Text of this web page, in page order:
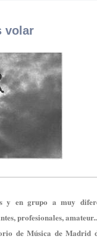
volar
y en grupo a muy
profesionales,
de Música de Madrid